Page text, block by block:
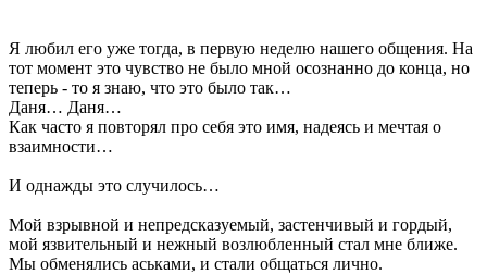
Я любил его уже тогда, в первую неделю нашего общения. На
тот момент это чувство не было мной осознанно до конца, но
теперь - то я знаю, что это было так…
Даня… Даня…
Как часто я повторял про себя это имя, надеясь и мечтая о
взаимности…
И однажды это случилось…
Мой взрывной и непредсказуемый, застенчивый и гордый,
мой язвительный и нежный возлюбленный стал мне ближе.
Мы обменялись аськами, и стали общаться лично.